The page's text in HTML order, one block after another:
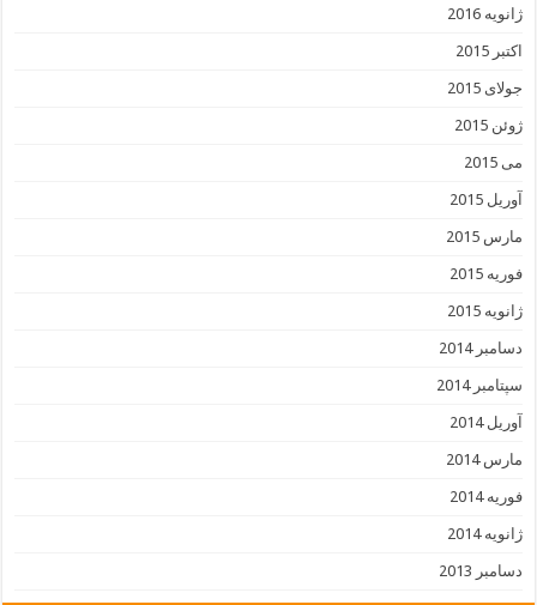
ژانویه 2016
اکتبر 2015
جولای 2015
ژوئن 2015
می 2015
آوریل 2015
مارس 2015
فوریه 2015
ژانویه 2015
دسامبر 2014
سپتامبر 2014
آوریل 2014
مارس 2014
فوریه 2014
ژانویه 2014
دسامبر 2013